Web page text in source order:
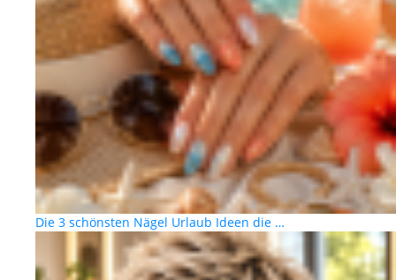
Die 3 schönsten Nägel Urlaub Ideen die …